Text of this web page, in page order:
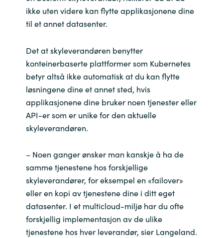
ikke uten videre kan flytte applikasjonene dine
til et annet datasenter.
Det at skyleverandøren benytter
konteinerbaserte plattformer som Kubernetes
betyr altså ikke automatisk at du kan flytte
løsningene dine et annet sted, hvis
applikasjonene dine bruker noen tjenester eller
API-er som er unike for den aktuelle
skyleverandøren.
– Noen ganger ønsker man kanskje å ha de
samme tjenestene hos forskjellige
skyleverandører, for eksempel en «failover»
eller en kopi av tjenestene dine i ditt eget
datasenter. I et multicloud-miljø har du ofte
forskjellig implementasjon av de ulike
tjenestene hos hver leverandør, sier Langeland.